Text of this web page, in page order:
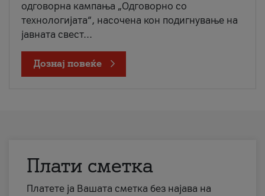
одговорна кампања „Одговорно со
технологијата“, насочена кон подигнување на
јавната свест...
Дознај повеќе
Плати сметка
Платете ја Вашата сметка без најава на